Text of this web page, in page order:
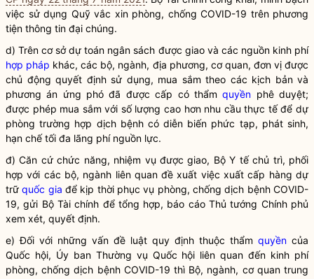
việc sử dụng Quỹ vắc xin phòng, chống COVID-19 trên phương
tiện thông tin đại chúng.
d) Trên cơ sở dự toán ngân sách được giao và các nguồn kinh phí
hợp pháp khác, các bộ, ngành, địa phương, cơ quan, đơn vị được
chủ động quyết định sử dụng, mua sắm theo các kịch bản và
phương án ứng phó đã được cấp có thẩmquyền phê duyệt;
được phép mua sắm với số lượng cao hơn nhu cầu thực tế để dự
phòng trường hợp dịch bệnh có diễn biến phức tạp, phát sinh,
hạn chế tối đa lãng phí nguồn lực.
đ) Căn cứ chức năng, nhiệm vụ được giao, Bộ Y tế chủ trì, phối
hợp với các bộ, ngành liên quan đề xuất việc xuất cấp hàng dự
trữquốc gia để kịp thời phục vụ phòng, chống dịch bệnh COVID-
19, gửi Bộ Tài chính để tổng hợp, báo cáo Thủ tướng Chính phủ
xem xét, quyết định.
e) Đối với những vấn đề luật quy định thuộc thẩm quyền của
Quốc hội, Úy ban Thường vụ Quốc hội liên quan đến kinh phí
phòng, chống dịch bệnh COVID-19 thì Bộ, ngành, cơ quan trung